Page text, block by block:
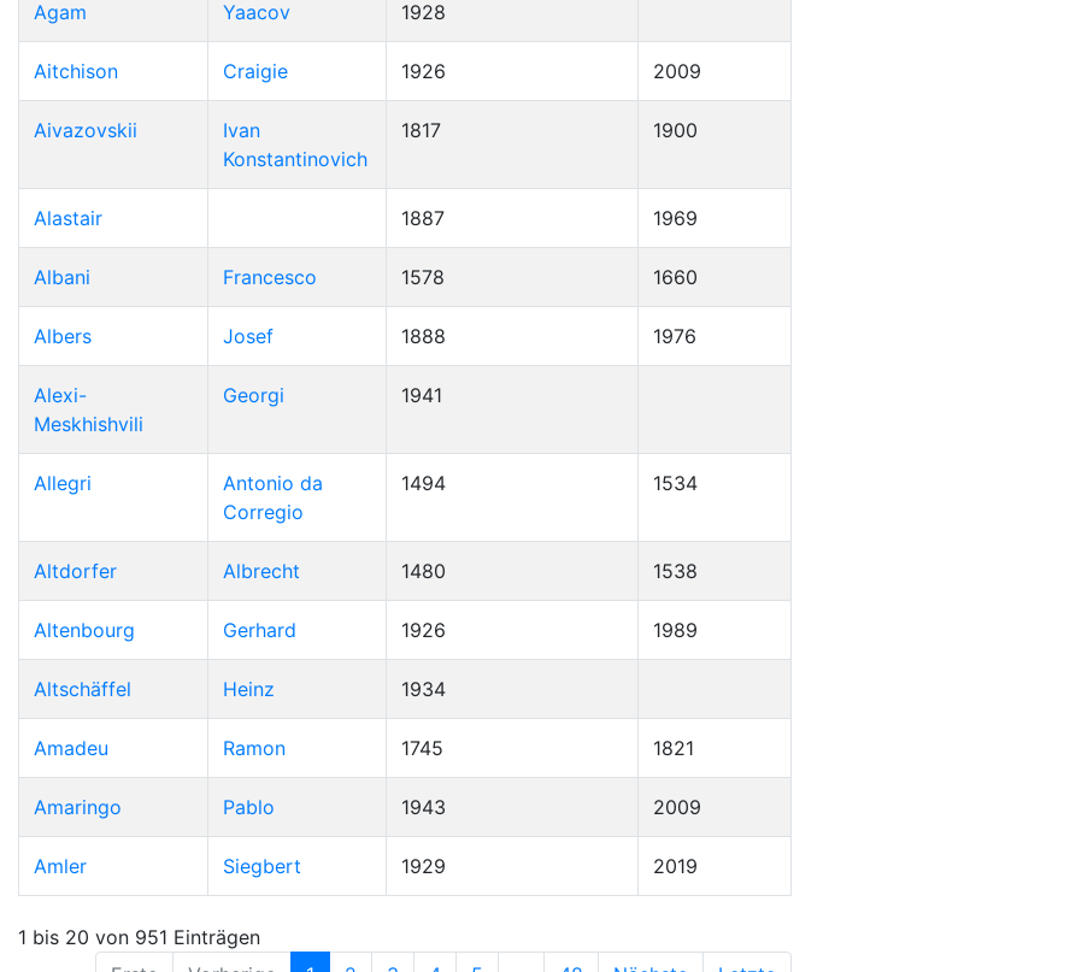
Agam Yaacov 1928
Aitchison Craigie 1926 2009
Aivazovskii
Ivan
Konstantinovich
1817 1900
Alastair 1887 1969
Albani Francesco 1578 1660
Albers Josef 1888 1976
Alexi-
Meskhishvili
Georgi 1941
Allegri
Antonio da
Corregio
1494 1534
Altdorfer Albrecht 1480 1538
Altenbourg Gerhard 1926 1989
Altschäffel Heinz 1934
Amadeu Ramon 1745 1821
Amaringo Pablo 1943 2009
Amler Siegbert 1929 2019
1 bis 20 von 951 Einträgen